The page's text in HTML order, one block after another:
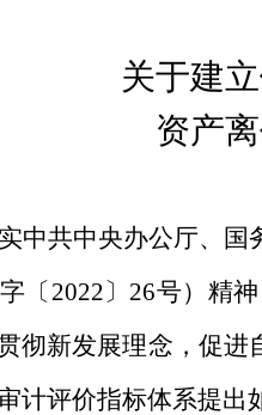
关于建
资产
中共中央办公厅、
〔 2022〕 26号）精
彻新发展理念 ， 促进
计评价指标体系提出